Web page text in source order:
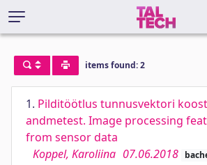
items found: 2
1. Pilditöötlus tunnusvektori
andmetest. Image processing
from sensor data
Koppel, Karoliina 07.06.2018